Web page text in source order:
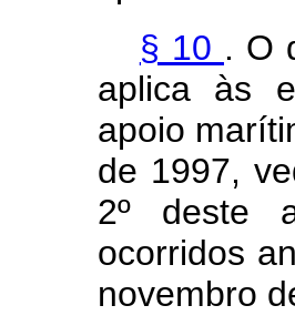
§ 10 . O
aplica às
apoio
de 1997,
2º deste
ocorridos
novembro